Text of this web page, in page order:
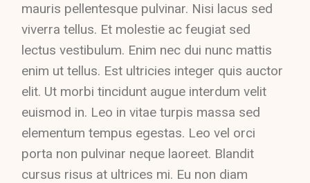
mauris pellentesque pulvinar. Nisi lacus sed
viverra tellus. Et molestie ac feugiat sed
lectus vestibulum. Enim nec dui nunc mattis
enim ut tellus. Est ultricies integer quis auctor
elit. Ut morbi tincidunt augue interdum velit
euismod in. Leo in vitae turpis massa sed
elementum tempus egestas. Leo vel orci
porta non pulvinar neque laoreet. Blandit
cursus risus at ultrices mi. Eu non diam